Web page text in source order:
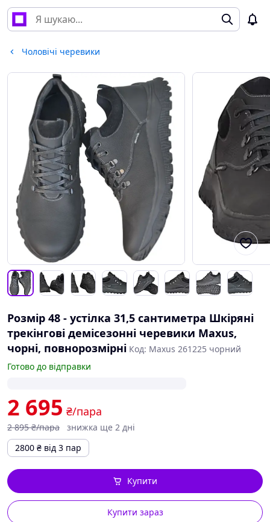
Чоловічі черевики
Розмір 48 - устілка 31,5 сантиметра Шкіряні
трекінгові демісезонні черевики Maxus,
чорні, повнорозмірні Код: Maxus 261225 чорний
Готово до відправки
2 695 ₴/пара
2 895 ₴/пара
знижка ще 2 дні
2800 ₴ від 3 пар
Купити зараз
Купити